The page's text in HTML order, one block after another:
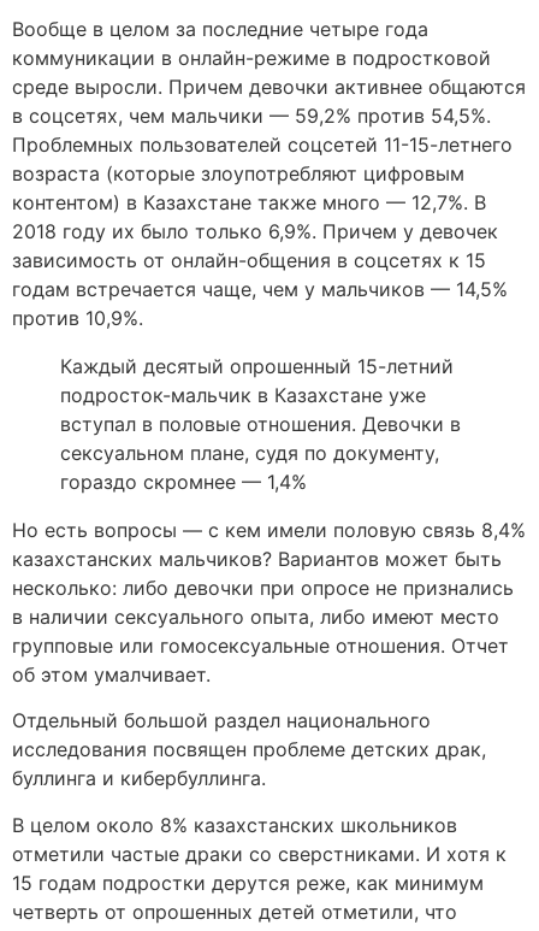
Вообще в целом за последние четыре года
коммуникации в онлайн-режиме в подростковой
среде выросли. Причем девочки активнее общаются
в соцсетях, чем мальчики — 59,2% против 54,5%.
Проблемных пользователей соцсетей 11-15-летнего
возраста (которые злоупотребляют цифровым
контентом) в Казахстане также много — 12,7%. В
2018 году их было только 6,9%. Причем у девочек
зависимость от онлайн-общения в соцсетях к 15
годам встречается чаще, чем у мальчиков — 14,5%
против 10,9%.
Каждый десятый опрошенный 15-летний
подросток-мальчик в Казахстане уже
вступал в половые отношения. Девочки в
сексуальном плане, судя по документу,
гораздо скромнее — 1,4%
Но есть вопросы — с кем имели половую связь 8,4%
казахстанских мальчиков? Вариантов может быть
несколько: либо девочки при опросе не признались
в наличии сексуального опыта, либо имеют место
групповые или гомосексуальные отношения. Отчет
об этом умалчивает.
Отдельный большой раздел национального
исследования посвящен проблеме детских драк,
буллинга и кибербуллинга.
В целом около 8% казахстанских школьников
отметили частые драки со сверстниками. И хотя к
15 годам подростки дерутся реже, как минимум
четверть от опрошенных детей отметили, что